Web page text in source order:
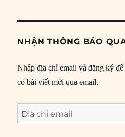
NHẬN THÔNG BÁO
Nhập địa chỉ email và đăng ký
có bài viết mới qua email.
Địa
chỉ